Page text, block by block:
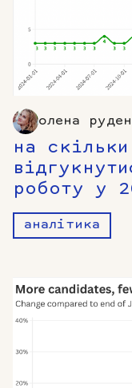
олена
на
роботу у
аналітика